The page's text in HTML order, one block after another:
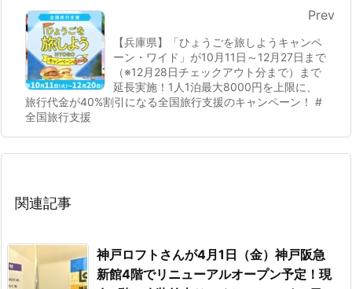
【兵庫県】「ひょうごを旅しようキャンペ
ーン・ワイド」が10月11日～12月27日まで
（※12月28日チェックアウト分まで）まで
延長実施！1人1泊最大8000円を上限に、
旅行代金が40%割引になる全国旅行支援のキャンペーン！ #
全国旅行支援
Prev
関連記事
神戸ロフトさんが4月1日（金）神戸阪急
新館4階でリニューアルオープン予定！現